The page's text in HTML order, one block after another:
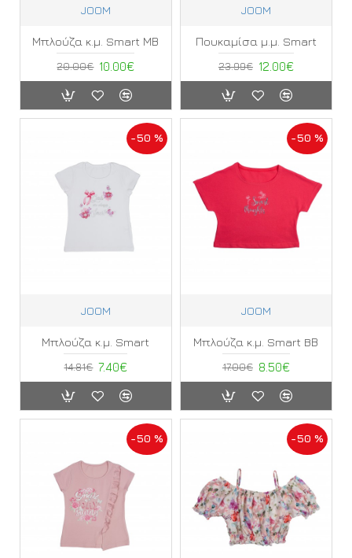
JOOM
Μπλούζα κ.μ. Smart ΜΒ
10.00€
20.00€
JOOM
Πουκαμίσα μ.μ. Smart
12.00€
23.99€
-50 %
JOOM
Μπλούζα κ.μ. Smart
7.40€
14.81€
-50 %
JOOM
Μπλούζα κ.μ. Smart BΒ
8.50€
17.00€
-50 % -50 %